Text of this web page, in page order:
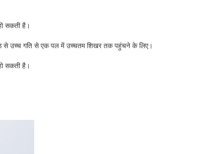
सकती है।
से उच्च गति से एक पल में उच्चतम शिखर तक पहुंचने के लिए।
सकती है।